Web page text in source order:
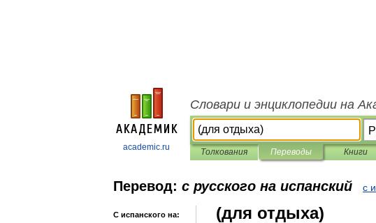
academic.ru
Словари и энциклопедии на
Толкования Переводы Книги
Перевод: с русского на испанский с
С испанского на: (для отдыха)